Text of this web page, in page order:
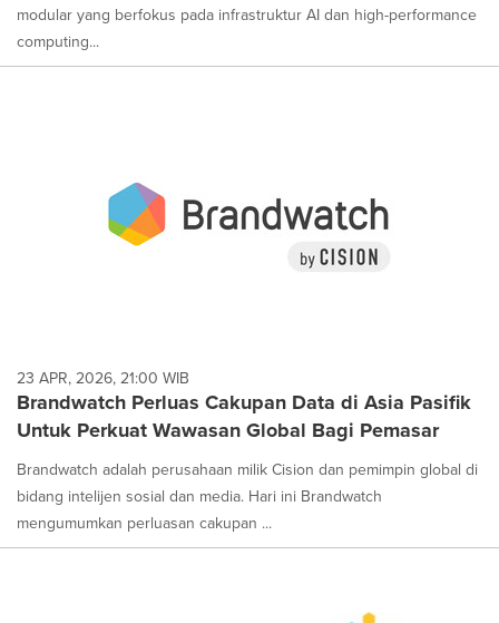
modular yang berfokus pada infrastruktur AI dan high-performance
computing...
23 APR, 2026, 21:00 WIB
Brandwatch Perluas Cakupan Data di Asia Pasifik
Untuk Perkuat Wawasan Global Bagi Pemasar
Brandwatch adalah perusahaan milik Cision dan pemimpin global di
bidang intelijen sosial dan media. Hari ini Brandwatch
mengumumkan perluasan cakupan ...